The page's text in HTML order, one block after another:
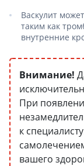
Васкулит
таким как
внутренние
Внимание!
При
к
вашего